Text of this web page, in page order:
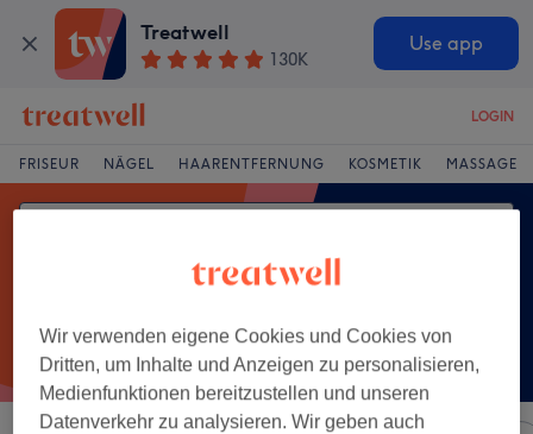
Treatwell
130K
Use app
LOGIN
FRISEUR NÄGEL HAARENTFERNUNG KOSMETIK MASSAGE
Wir verwenden eigene Cookies und Cookies von
Dritten, um Inhalte und Anzeigen zu personalisieren,
Medienfunktionen bereitzustellen und unseren
Datenverkehr zu analysieren. Wir geben auch